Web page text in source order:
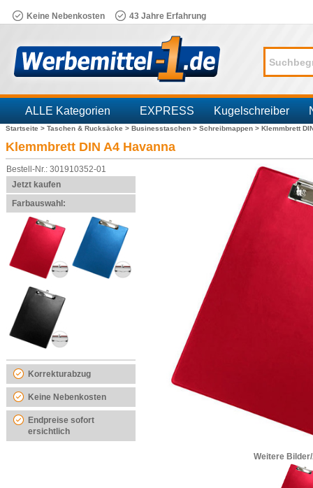
Keine Nebenkosten 43 Jahre Erfahrung
ALLE Kategorien EXPRESS Kugelschreiber
Branchen
Startseite > Taschen & Rucksäcke > Businesstaschen > Schreibmappen > Klemmbrett
Klemmbrett DIN A4 Havanna
Bestell-Nr.: 301910352-01
Jetzt kaufen
Farbauswahl:
Korrekturabzug
Keine Nebenkosten
Endpreise sofort
ersichtlich
Weitere